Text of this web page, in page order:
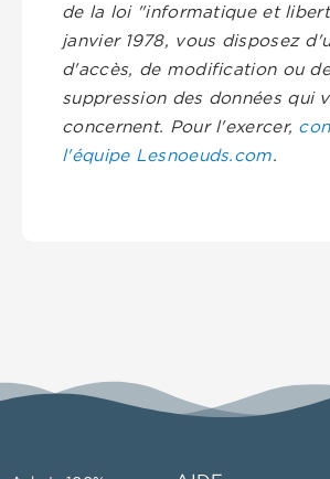
de la loi "informatique et
janvier 1978, vous disposez
d'accès, de modification ou
suppression des données qui
concernent. Pour l'exercer,
l'équipe Lesnoeuds.com.